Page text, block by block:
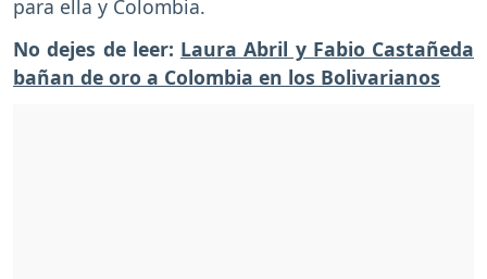
para ella y Colombia.
No dejes de leer: Laura Abril y Fabio Castañeda
bañan de oro a Colombia en los Bolivarianos